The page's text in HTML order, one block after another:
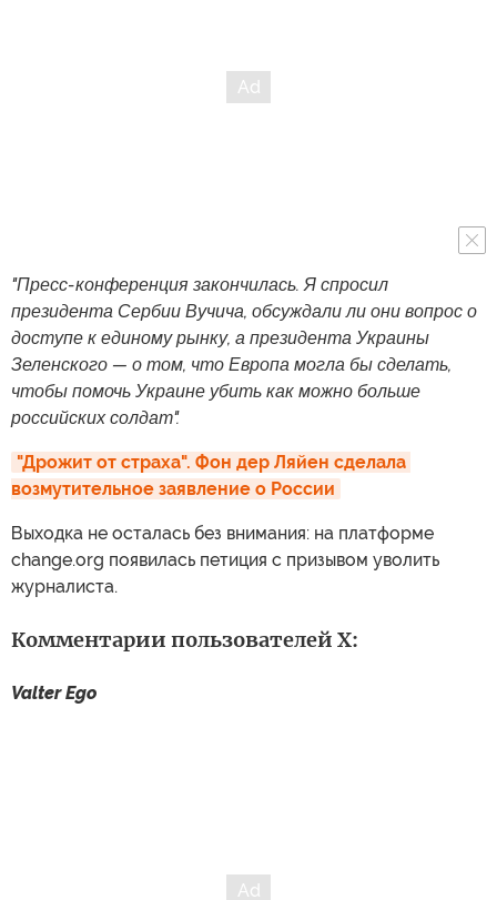
"Пресс-конференция закончилась. Я спросил
президента Сербии Вучича, обсуждали ли они вопрос о
доступе к единому рынку, а президента Украины
Зеленского — о том, что Европа могла бы сделать,
чтобы помочь Украине убить как можно больше
российских солдат".
"Дрожит от страха". Фон дер Ляйен сделала
возмутительное заявление о России
Выходка не осталась без внимания: на платформе
change.org появилась петиция с призывом уволить
журналиста.
Комментарии пользователей X:
Valter Ego